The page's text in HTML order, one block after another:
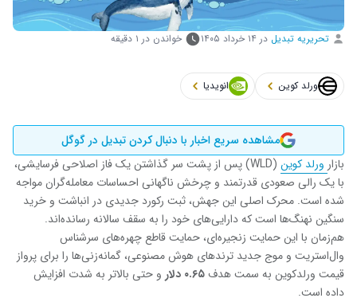
تحریریه تبدیل در ۱۴ خرداد ۱۴۰۵ خواندن در ۱ دقیقه
ورلد کوین انویدیا
مشاهده سریع اخبار با دنبال کردن تبدیل در گوگل
بازار ورلد کوین
(WLD) پس از پشت سر گذاشتن یک فاز اصلاحی فرسایشی،
با یک رالی صعودی قدرتمند و چرخش ناگهانی احساسات معامله‌گران مواجه
شده است. محرک اصلی این جهش، ثبت رکورد جدیدی در انباشت و خرید
سنگین نهنگ‌ها است که دارایی‌های خود را به سقف سالانه رسانده‌اند.
هم‌زمان با این حمایت زنجیره‌ای، حمایت قاطع چهره‌های سرشناس
وال‌استریت و موج جدید ترندهای هوش مصنوعی، گمانه‌زنی‌ها را برای پرواز
قیمت ورلدکوین به سمت هدف۰.۶۵ دلار
و حتی بالاتر به شدت افزایش
داده است.